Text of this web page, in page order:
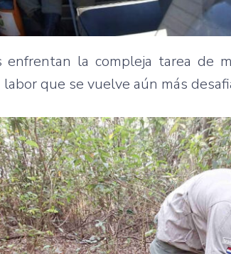
enfrentan la compleja tarea de
que se vuelve aún más